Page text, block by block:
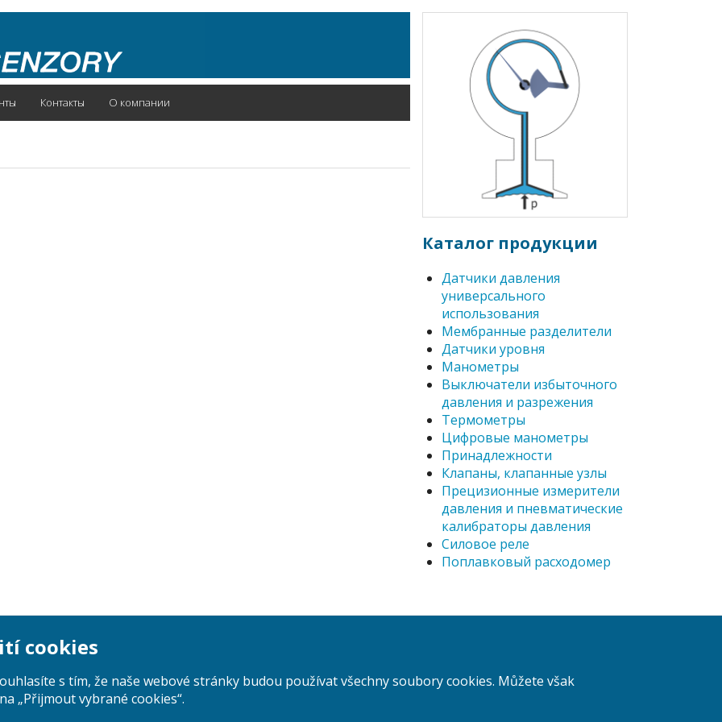
Контакты О компании
Каталог продукции
Датчики давления
универсального
использования
Мембранные разделители
Датчики уровня
Манометры
Выключатели избыточного
давления и разрежения
Tермометры
Цифровые манометры
Принадлежности
Клапаны, клапанные узлы
Прецизионные измерители
давления и пневматические
калибраторы давления
Силовое реле
Поплавковый расходомер
cookies
s tím, že naše webové stránky budou používat všechny soubory cookies. Můžete však
„Přijmout vybrané cookies“.